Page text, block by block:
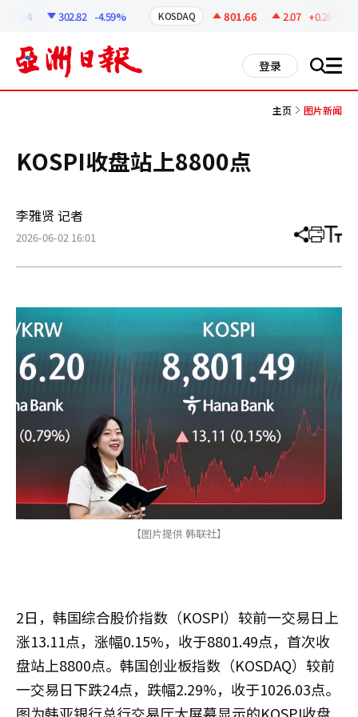
302.82 -4.59% KOSDAQ 801.66 2.07 +0.26%
登录 搜 all
主页 图片新闻
KOSPI收盘站上8800点
李雅贤 记者
2026-06-02 16:01 分
章
打 调
小
【图片提供 韩联社】
2日，韩国综合股价指数（KOSPI）较前一交易日上
涨13.11点，涨幅0.15%，收于8801.49点，首次收
盘站上8800点。韩国创业板指数（KOSDAQ）较前
一交易日下跌24点，跌幅2.29%，收于1026.03点。
图为韩亚银行总行交易厅大屏幕显示的KOSPI收盘